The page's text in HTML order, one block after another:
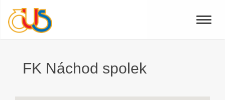
Toggle
FK Náchod spolek